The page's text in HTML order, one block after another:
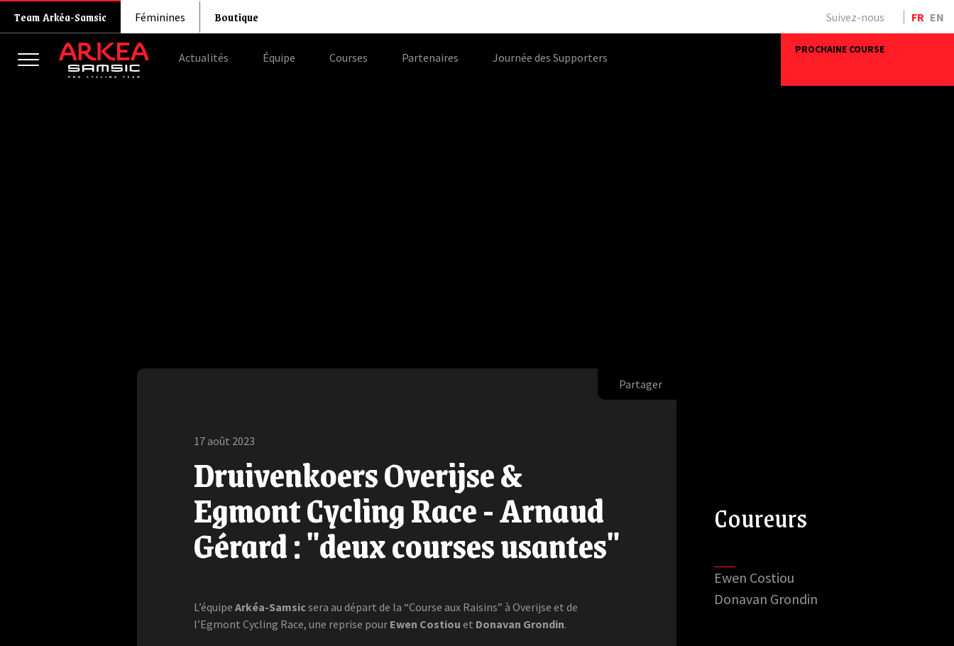
Team Arkéa-Samsic Féminines Boutique Suivez-nous FR EN
Actualités Équipe Courses Partenaires Journée des Supporters
PROCHAINE COURSE
Partager
17 août 2023
Druivenkoers Overijse &
Egmont Cycling Race - Arnaud
Gérard : "deux courses usantes"
L’équipe Arkéa-Samsic sera au départ de la “Course aux Raisins” à Overijse et de
l’Egmont Cycling Race, une reprise pourEwen Costiou et Donavan Grondin.
Coureurs
Ewen Costiou
Donavan Grondin